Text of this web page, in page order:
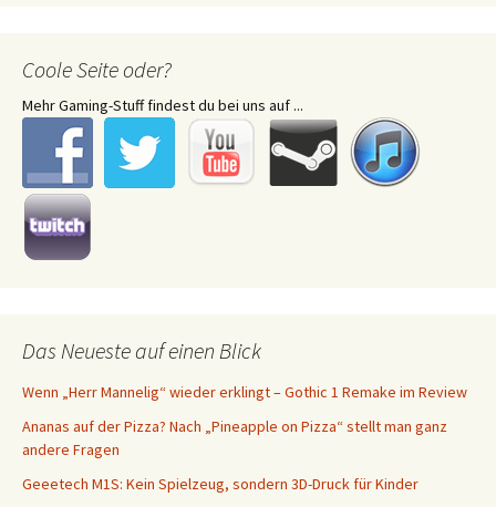
Coole Seite oder?
Mehr Gaming-Stuff findest du bei uns auf ...
Das Neueste auf einen Blick
Wenn „Herr Mannelig“ wieder erklingt – Gothic 1 Remake im Review
Ananas auf der Pizza? Nach „Pineapple on Pizza“ stellt man ganz
andere Fragen
Geeetech M1S: Kein Spielzeug, sondern 3D-Druck für Kinder